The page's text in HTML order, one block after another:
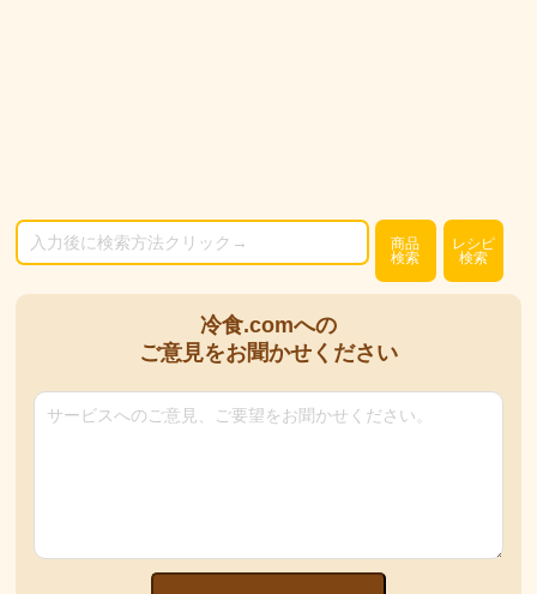
商品
検索
レシピ
検索
冷食.comへの
ご意見をお聞かせください